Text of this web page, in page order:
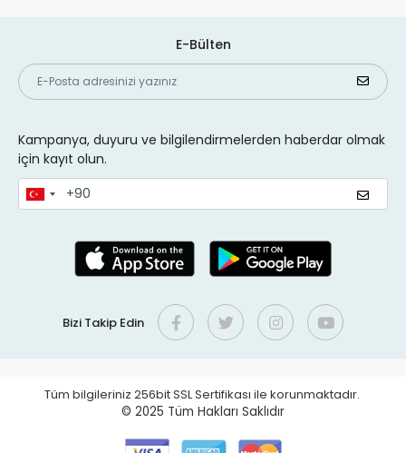
E-Bülten
Kampanya, duyuru ve bilgilendirmelerden haberdar olmak
için kayıt olun.
Bizi Takip Edin
Tüm bilgileriniz 256bit SSL Sertifikası ile korunmaktadır.
© 2025 Tüm Hakları Saklıdır